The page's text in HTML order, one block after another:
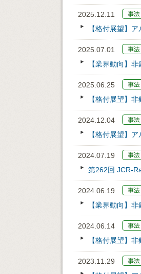
2025.12.11
【格付展望】
2025.07.01
【業界動向】
2025.06.25
【格付展望】非
2024.12.04
【格付展望】
2024.07.19
第262回
2024.06.19
【業界動向】
2024.06.14
【格付展望】非
2023.11.29